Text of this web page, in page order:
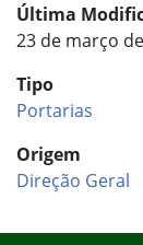
Última
23 de março
Tipo
Portarias
Origem
Direção Geral